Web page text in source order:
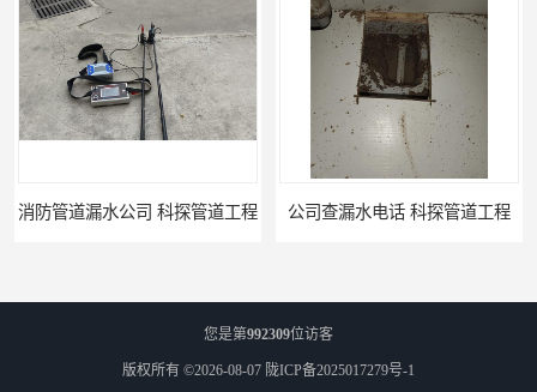
公司查漏水电话 科探管道工程 单位消防管道漏水检测电话 科探管道工程
您是第992309位访客
版权所有 ©2026-08-07 陇ICP备2025017279号-1